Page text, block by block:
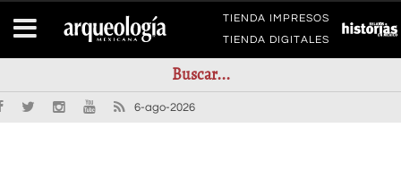
TIENDA IMPRESOS
TIENDA DIGITALES
6-ago-2026